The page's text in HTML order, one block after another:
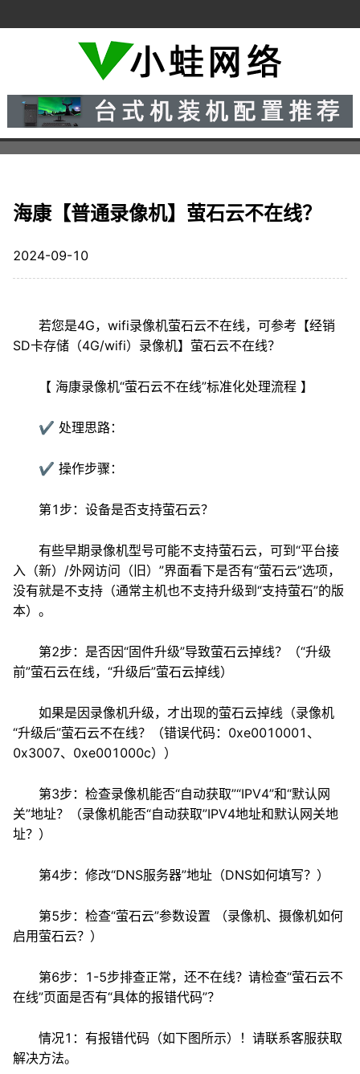
海康【普通录像机】萤石云不在线？
2024-09-10
若您是4G，wifi录像机萤石云不在线，可参考【经销
SD卡存储（4G/wifi）录像机】萤石云不在线？
【 海康录像机“萤石云不在线”标准化处理流程 】
✔ 处理思路：
✔ 操作步骤：
第1步：设备是否支持萤石云？
有些早期录像机型号可能不支持萤石云，可到“平台接
入（新）/外网访问（旧）”界面看下是否有“萤石云”选项，
没有就是不支持（通常主机也不支持升级到“支持萤石”的版
本）。
第2步：是否因“固件升级”导致萤石云掉线？（“升级
前”萤石云在线，“升级后”萤石云掉线）
如果是因录像机升级，才出现的萤石云掉线（录像机
“升级后”萤石云不在线？（错误代码：0xe0010001、
0x3007、0xe001000c））
第3步：检查录像机能否“自动获取”“IPV4”和“默认网
关”地址？（录像机能否“自动获取”IPV4地址和默认网关地
址？）
第4步：修改“DNS服务器”地址（DNS如何填写？）
第5步：检查“萤石云”参数设置 （录像机、摄像机如何
启用萤石云？）
第6步：1-5步排查正常，还不在线？请检查“萤石云不
在线”页面是否有“具体的报错代码”？
情况1：有报错代码（如下图所示）！请联系客服获取
解决方法。